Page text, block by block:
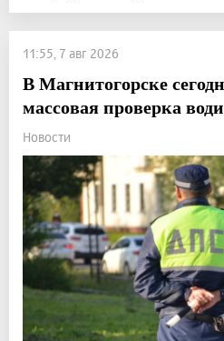
11:55, 7 авг 2026
В Магнитогорске
массовая проверка
Новости